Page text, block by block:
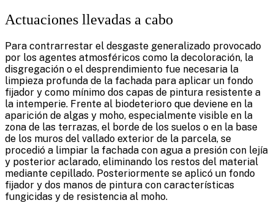
Actuaciones llevadas a cabo
Para contrarrestar el desgaste generalizado provocado
por los agentes atmosféricos como la decoloración, la
disgregación o el desprendimiento fue necesaria la
limpieza profunda de la fachada para aplicar un fondo
fijador y como mínimo dos capas de pintura resistente a
la intemperie. Frente al biodeterioro que deviene en la
aparición de algas y moho, especialmente visible en la
zona de las terrazas, el borde de los suelos o en la base
de los muros del vallado exterior de la parcela, se
procedió a limpiar la fachada con agua a presión con lejía
y posterior aclarado, eliminando los restos del material
mediante cepillado. Posteriormente se aplicó un fondo
fijador y dos manos de pintura con características
fungicidas y de resistencia al moho.